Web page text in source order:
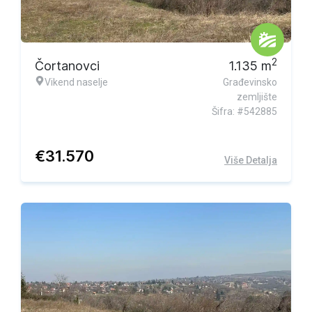
Čortanovci
Vikend naselje
1.135 m2
Građevinsko
zemljište
Šifra: #542885
€31.570 Više Detalja